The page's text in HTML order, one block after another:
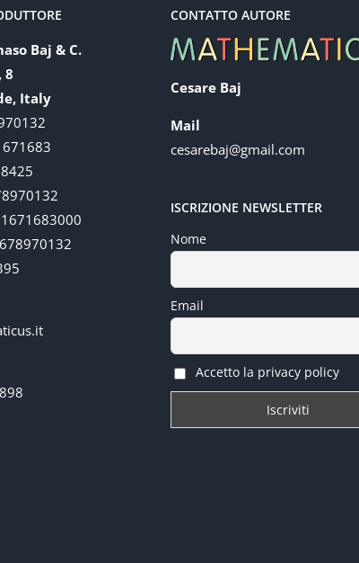
Baj & C.
8
Italy
CONTATTO AUTORE
Cesare Baj
Mail
cesarebaj@gmail.com
ISCRIZIONE NEWSLETTER
Nome
Email
Accetto la privacy policy